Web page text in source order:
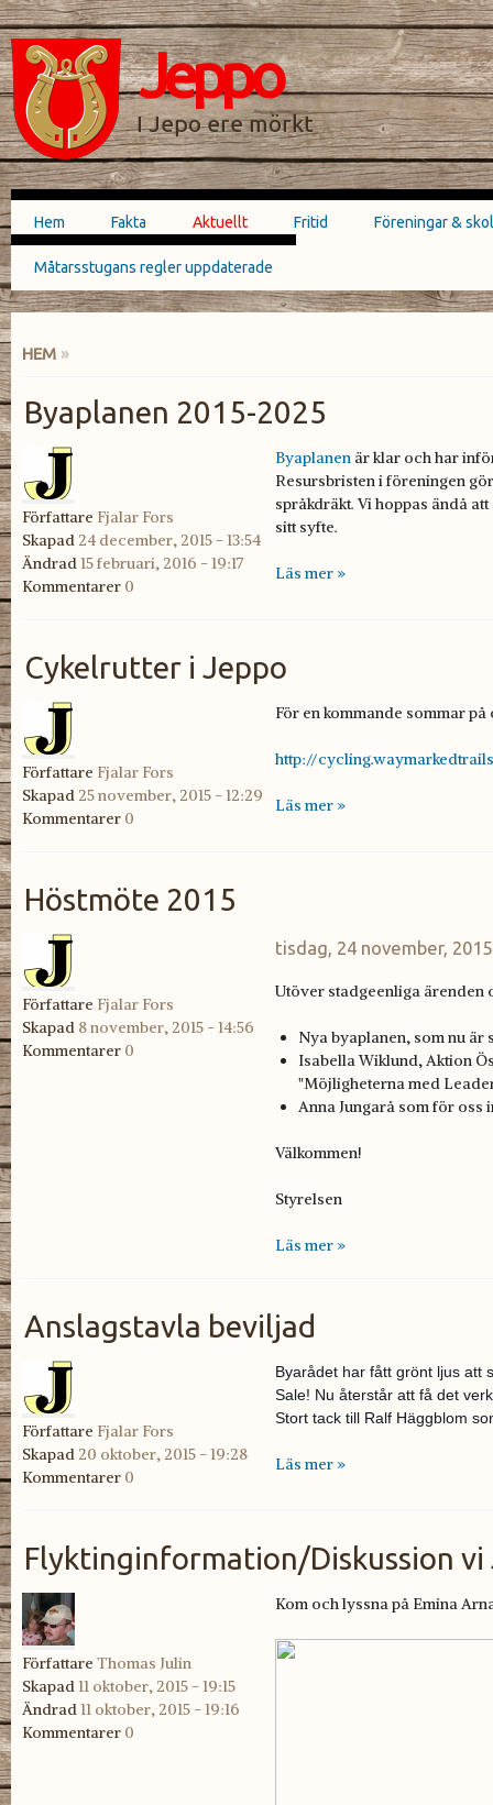
Hoppa till
huvudinnehåll
Skip to
navigation
Jeppo
I Jepo ere mörkt
SÖKFORMULÄR
Huvudmeny
Hem Fakta Aktuellt Fritid Föreningar &
Måtarsstugans regler uppdaterade
HEM »
Byaplanen 2015-2025
Författare Fjalar Fors
Skapad 24 december, 2015 - 13:54
Ändrad15 februari, 2016 - 19:17
Kommentarer 0
Byaplanen är klar och har
Resursbristen i föreningen
språkdräkt. Vi hoppas ändå
sitt syfte.
Läs mer »
Cykelrutter i Jeppo
Författare Fjalar Fors
Skapad 25 november, 2015 - 12:29
Kommentarer 0
För en kommande sommar på
http://
Läs mer »
Höstmöte 2015
Författare Fjalar Fors
Skapad 8 november, 2015 - 14:56
Kommentarer 0
tisdag, 24 november,
Utöver stadgeenliga ärenden
Nya byaplanen, som nu
Isabella Wiklund, Aktion
"Möjligheterna med
Anna Jungarå som för oss
Välkommen!
Styrelsen
Läs mer »
Anslagstavla beviljad
Författare Fjalar Fors
Skapad 20 oktober, 2015 - 19:28
Kommentarer 0
Byarådet har fått grönt ljus att
Sale! Nu återstår att få det
Stort tack till Ralf Häggblom
Läs mer »
Flyktinginformation/Diskussion vi
Författare Thomas Julin
Skapad11 oktober, 2015 - 19:15
Ändrad11 oktober, 2015 - 19:16
Kommentarer 0
Kom och lyssna på Emina